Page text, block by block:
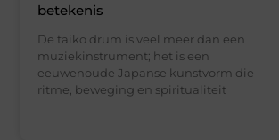
betekenis
De taiko drum is veel meer dan een
muziekinstrument; het is een
eeuwenoude Japanse kunstvorm die
ritme, beweging en spiritualiteit